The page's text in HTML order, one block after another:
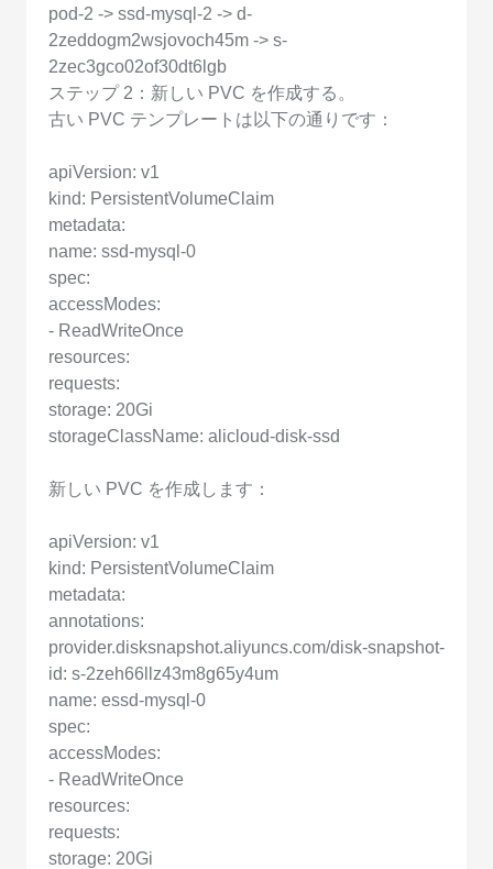
pod-2 -> ssd-mysql-2 -> d-
2zeddogm2wsjovoch45m -> s-
2zec3gco02of30dt6lgb
ステップ 2：新しい PVC を作成する。
古い PVC テンプレートは以下の通りです：
apiVersion: v1
kind: PersistentVolumeClaim
metadata:
name: ssd-mysql-0
spec:
accessModes:
- ReadWriteOnce
resources:
requests:
storage: 20Gi
storageClassName: alicloud-disk-ssd
新しい PVC を作成します：
apiVersion: v1
kind: PersistentVolumeClaim
metadata:
annotations:
provider.disksnapshot.aliyuncs.com/disk-snapshot-
id: s-2zeh66llz43m8g65y4um
name: essd-mysql-0
spec:
accessModes:
- ReadWriteOnce
resources:
requests:
storage: 20Gi